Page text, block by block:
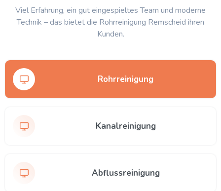
Viel Erfahrung, ein gut eingespieltes Team und moderne
Technik – das bietet die Rohrreinigung Remscheid ihren
Kunden.
Rohrreinigung
Kanalreinigung
Abflussreinigung